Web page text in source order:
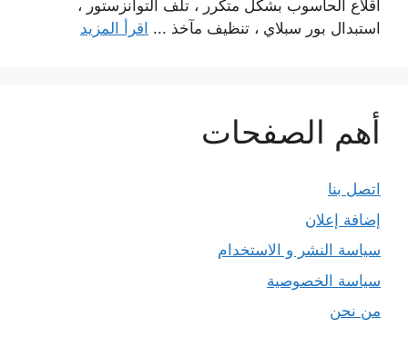
اقلاع الحاسوب بشكل متكرر ، تلف التوانزستور ،
استبدال بور سبلاي ، تنظيف مآخذ ... اقرأ المزيد
أهم الصفحات
اتصل بنا
إضافة إعلان
سياسة النشر و الاستخدام
سياسة الخصوصية
من نحن